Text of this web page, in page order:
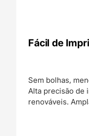
Fácil de
Sem bolhas,
Alta precisão de
renováveis.